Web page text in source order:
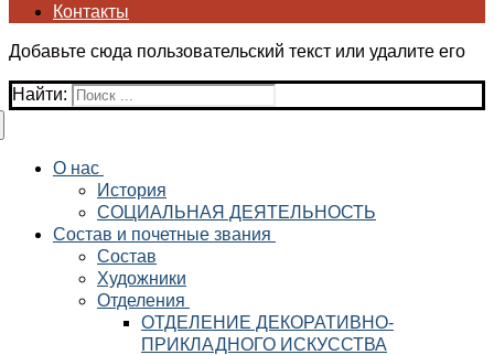
Контакты
Добавьте сюда пользовательский текст или удалите его
Найти:
О нас
История
СОЦИАЛЬНАЯ ДЕЯТЕЛЬНОСТЬ
Состав и почетные звания
Состав
Художники
Отделения
ОТДЕЛЕНИЕ ДЕКОРАТИВНО-
ПРИКЛАДНОГО ИСКУССТВА